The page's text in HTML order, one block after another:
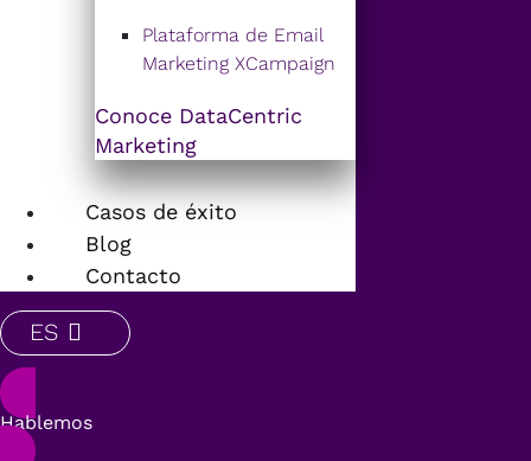
Plataforma de Email
Marketing XCampaign
Conoce DataCentric
Marketing
Casos de éxito
Blog
Contacto
ES
Hablemos